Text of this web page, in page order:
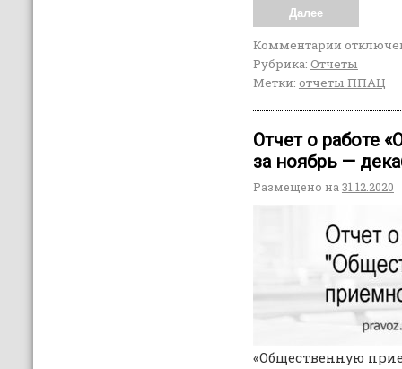
Далее
Комментарии
Рубрика: Отчеты
Метки: отчеты ППАЦ
Отчет о работе
за ноябрь —
Размещено на31.12.2020
«Общественную